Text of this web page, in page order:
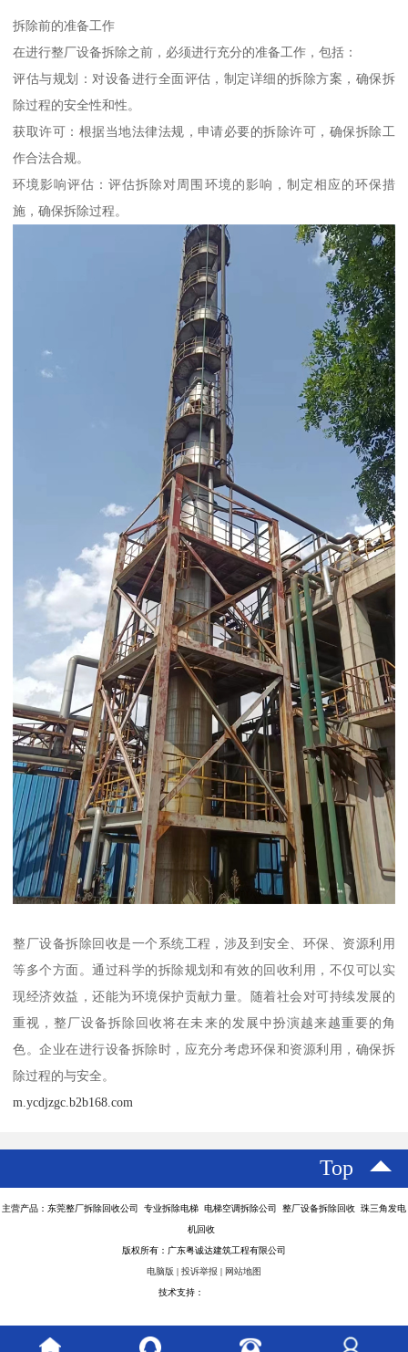
拆除前的准备工作
在进行整厂设备拆除之前，必须进行充分的准备工作，包括：
评估与规划：对设备进行全面评估，制定详细的拆除方案，确保拆
除过程的安全性和性。
获取许可：根据当地法律法规，申请必要的拆除许可，确保拆除工
作合法合规。
环境影响评估：评估拆除对周围环境的影响，制定相应的环保措
施，确保拆除过程。
整厂设备拆除回收是一个系统工程，涉及到安全、环保、资源利用
等多个方面。通过科学的拆除规划和有效的回收利用，不仅可以实
现经济效益，还能为环境保护贡献力量。随着社会对可持续发展的
重视，整厂设备拆除回收将在未来的发展中扮演越来越重要的角
色。企业在进行设备拆除时，应充分考虑环保和资源利用，确保拆
除过程的与安全。
m.ycdjzgc.b2b168.com
Top
主营产品：东莞整厂拆除回收公司 专业拆除电梯 电梯空调拆除公司 整厂设备拆除回收 珠三角发电
机回收
版权所有：广东粤诚达建筑工程有限公司
电脑版 | 投诉举报 | 网站地图
技术支持：